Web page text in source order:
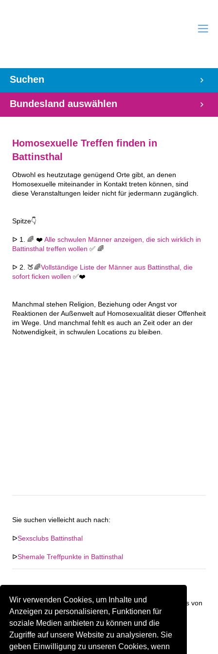
Wir verwenden Cookies, um Inhalte und
Anzeigen zu personalisieren, Funktionen für
soziale Medien anbieten zu können und die
Zugriffe auf unsere Website zu analysieren. Sie
geben Einwilligung zu unseren Cookies, wenn
Suchen
Bundesland auswählen
Homosexuelle Treffen finden in
Battinsthal
Obwohl es heutzutage genügend Orte gibt, an denen
Homosexuelle miteinander in Kontakt treten können, sind
diese Veranstaltungen leider nicht für jedermann zugänglich.
Spitze👇
ᐅ 1. 🌈 ❤️ Alle schwulen Männer anzeigen, die sich wirklich in
Battinsthal treffen wollen ✅ 🌈
ᐅ 2. 🍑🌈Vollständige Liste der Männer aus Battinsthal, die
sofort ficken wollen ✅❤️
Manchmal stehen Religion, Beziehung oder Angst vor
Reaktionen der Außenwelt auf Homosexualität dieser Offenheit
im Wege. Und manchmal fehlt es auch an Zeit oder an der
Notwendigkeit, in schwulen Locations zu bleiben.
Sie suchen vielleicht auch nach:
ᐅSexsclubs Battinsthal
ᐅShemale Treffpunkte in Battinsthal
Keine Firma in "Battinsthal" gefunden. Firmen im Umkreis von
"Battinsthal".
327.54 km Gay Treffpunkt Greiz
Sind Sie oder kennen Sie eine(n) Gay Treffpunkt in